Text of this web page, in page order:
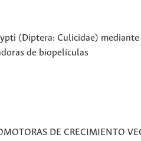
(Diptera: Culicidae) mediante
de biopelículas
DE CRECIMIENTO